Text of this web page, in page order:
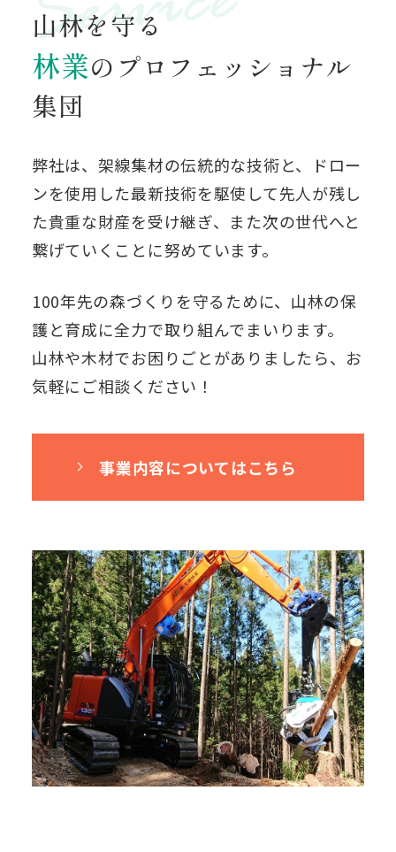
山林を守る
林業のプロフェッショナル
集団
弊社は、架線集材の伝統的な技術と、ドロー
ンを使用した最新技術を駆使して先人が残し
た貴重な財産を受け継ぎ、また次の世代へと
繋げていくことに努めています。
100年先の森づくりを守るために、山林の保
護と育成に全力で取り組んでまいります。
山林や木材でお困りごとがありましたら、お
気軽にご相談ください！
事業内容についてはこちら